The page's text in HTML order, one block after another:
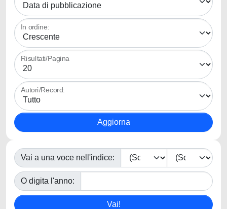
In ordine:
Risultati/Pagina
Autori/Record:
Vai a una voce nell'indice:
O digita l'anno: